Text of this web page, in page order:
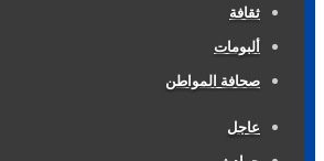
ثقافة
ألبومات
صحافة المواطن
عاجل